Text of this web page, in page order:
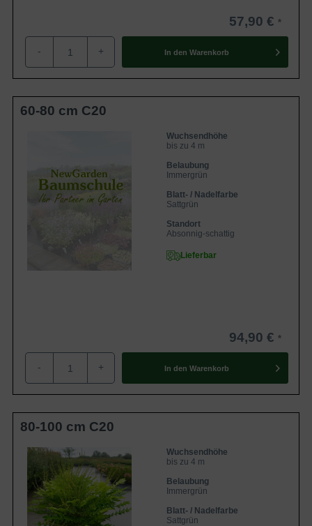
57,90 €
- + In den Warenkorb
60-80 cm C20
Wuchsendhöhe
bis zu 4 m
Belaubung
Immergrün
Blatt- / Nadelfarbe
Sattgrün
Standort
Absonnig-schattig
Lieferbar
94,90 €
- + In den Warenkorb
80-100 cm C20
Wuchsendhöhe
bis zu 4 m
Belaubung
Immergrün
Blatt- / Nadelfarbe
Sattgrün